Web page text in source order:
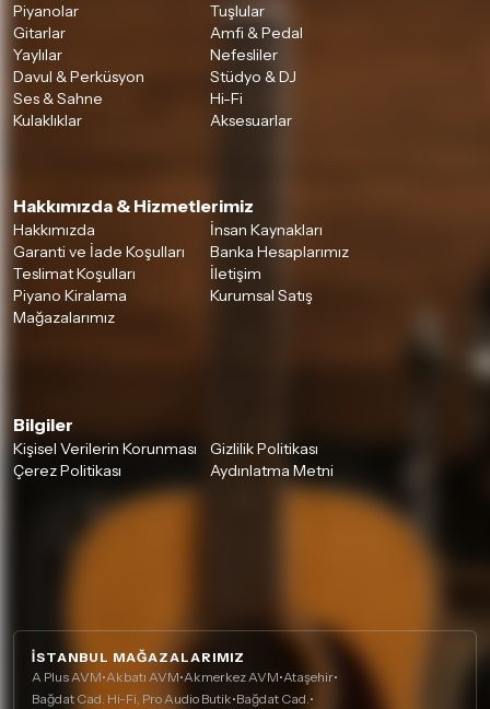
Piyanolar
Tuşlular
Gitarlar
Amfi & Pedal
Yaylılar
Nefesliler
Davul & Perküsyon
Stüdyo & DJ
Ses & Sahne
Hi-Fi
Kulaklıklar
Aksesuarlar
Hakkımızda & Hizmetlerimiz
Hakkımızda
İnsan Kaynakları
Garanti ve İade Koşulları
Banka Hesaplarımız
Teslimat Koşulları
İletişim
Piyano Kiralama
Kurumsal Satış
Mağazalarımız
Bilgiler
Kişisel Verilerin Korunması
Gizlilik Politikası
Çerez Politikası
Aydınlatma Metni
İSTANBUL MAĞAZALARIMIZ
A Plus AVM•Akbatı AVM•Akmerkez AVM•Ataşehir•
Bağdat Cad. Hi-Fi, Pro Audio Butik•Bağdat Cad.•